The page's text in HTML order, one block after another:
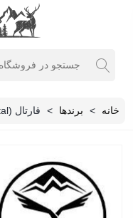
خانه > برندها > قارتال (Qartal)